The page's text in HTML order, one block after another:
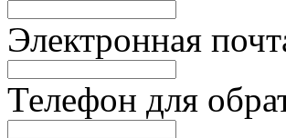
Электронная
Телефон для